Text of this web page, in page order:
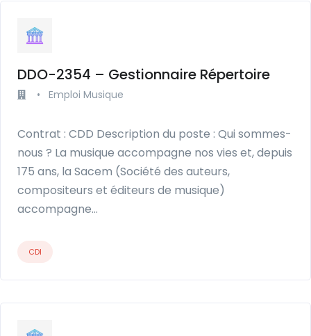
DDO-2354 – Gestionnaire Répertoire
• Emploi Musique
Contrat : CDD Description du poste : Qui sommes-
nous ? La musique accompagne nos vies et, depuis
175 ans, la Sacem (Société des auteurs,
compositeurs et éditeurs de musique)
accompagne…
CDI